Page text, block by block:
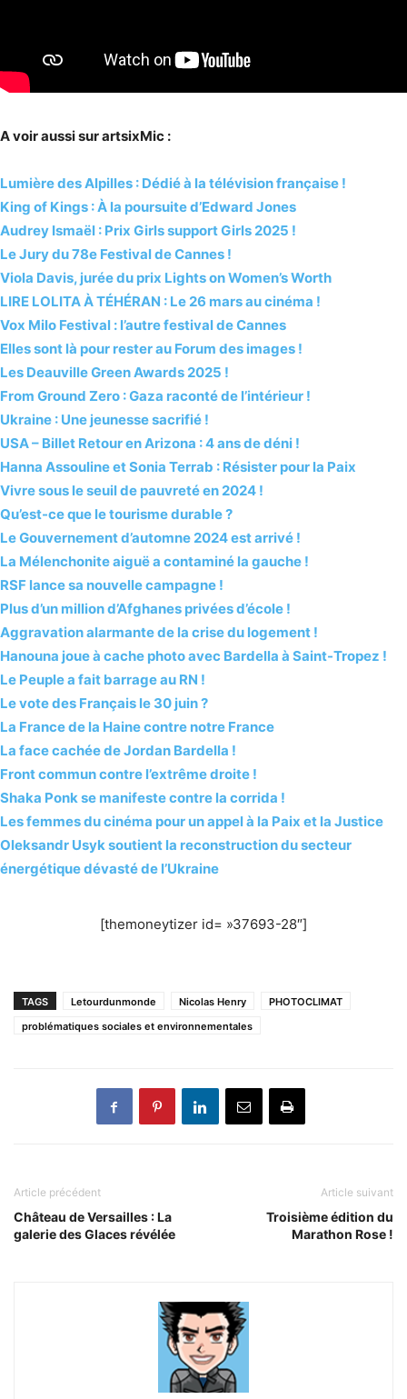
A voir aussi sur artsixMic :
Lumière des Alpilles : Dédié à la télévision française !
King of Kings : À la poursuite d’Edward Jones
Audrey Ismaël : Prix Girls support Girls 2025 !
Le Jury du 78e Festival de Cannes !
Viola Davis, jurée du prix Lights on Women’s Worth
LIRE LOLITA À TÉHÉRAN : Le 26 mars au cinéma !
Vox Milo Festival : l’autre festival de Cannes
Elles sont là pour rester au Forum des images !
Les Deauville Green Awards 2025 !
From Ground Zero : Gaza raconté de l’intérieur !
Ukraine : Une jeunesse sacrifié !
USA – Billet Retour en Arizona : 4 ans de déni !
Hanna Assouline et Sonia Terrab : Résister pour la Paix
Vivre sous le seuil de pauvreté en 2024 !
Qu’est-ce que le tourisme durable ?
Le Gouvernement d’automne 2024 est arrivé !
La Mélenchonite aiguë a contaminé la gauche !
RSF lance sa nouvelle campagne !
Plus d’un million d’Afghanes privées d’école !
Aggravation alarmante de la crise du logement !
Hanouna joue à cache photo avec Bardella à Saint-Tropez !
Le Peuple a fait barrage au RN !
Le vote des Français le 30 juin ?
La France de la Haine contre notre France
La face cachée de Jordan Bardella !
Front commun contre l’extrême droite !
Shaka Ponk se manifeste contre la corrida !
Les femmes du cinéma pour un appel à la Paix et la Justice
Oleksandr Usyk soutient la reconstruction du secteur
énergétique dévasté de l’Ukraine
[themoneytizer id= »37693-28″]
TAGS Letourdunmonde Nicolas Henry
PHOTOCLIMAT
problématiques sociales et environnementales
Article précédent
Château de Versailles : La
galerie des Glaces révélée
Article suivant
Troisième édition du
Marathon Rose !